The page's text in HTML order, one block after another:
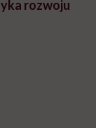
rozwoju